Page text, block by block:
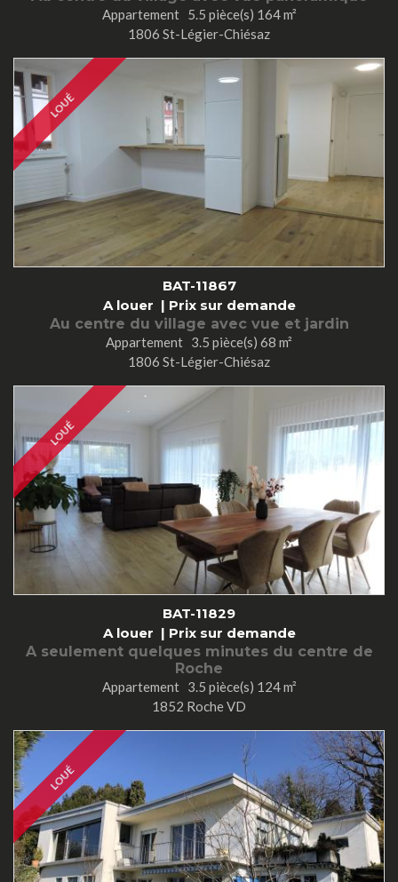
Appartement 5.5 pièce(s) 164 m²
1806 St-Légier-Chiésaz
LOUÉ
BAT-11867
A louer | Prix sur demande
Au centre du village avec vue et jardin
Appartement 3.5 pièce(s) 68 m²
1806 St-Légier-Chiésaz
LOUÉ
BAT-11829
A louer | Prix sur demande
A seulement quelques minutes du centre de
Roche
Appartement 3.5 pièce(s) 124 m²
1852 Roche VD
LOUÉ